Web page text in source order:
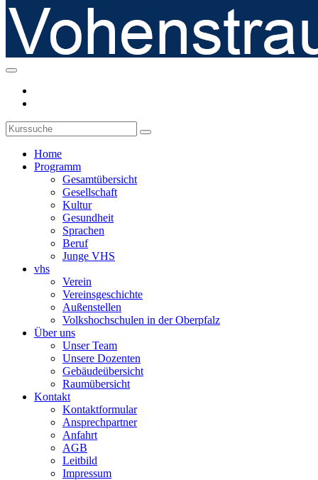
Home
Programm
Gesamtübersicht
Gesellschaft
Kultur
Gesundheit
Sprachen
Beruf
Junge VHS
vhs
Verein
Vereinsgeschichte
Außenstellen
Volkshochschulen in der Oberpfalz
Über uns
Unser Team
Unsere Dozenten
Gebäudeübersicht
Raumübersicht
Kontakt
Kontaktformular
Ansprechpartner
Anfahrt
AGB
Leitbild
Impressum